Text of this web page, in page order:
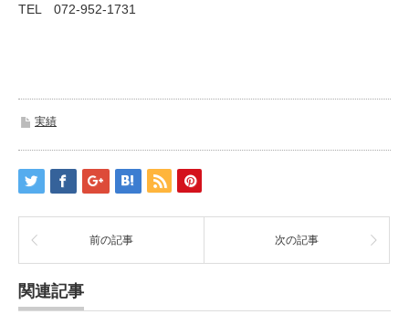
TEL 072-952-1731
実績
前の記事 次の記事
関連記事